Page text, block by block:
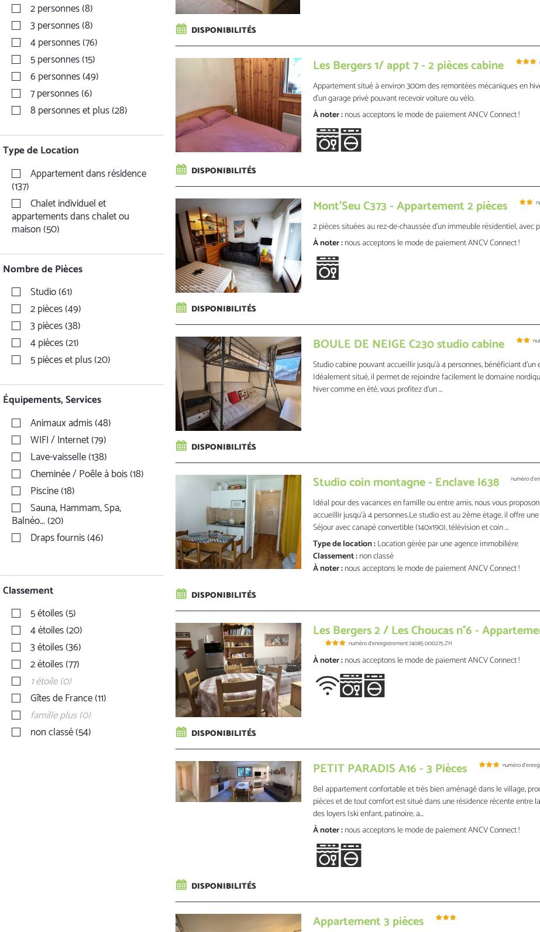
2 personnes(8)
3 personnes(8)
4 personnes(76)
5 personnes(15)
6 personnes(49)
7 personnes(6)
8 personnes et plus(28)
Type de Location
Appartement dans résidence
(137)
Chalet individuel et
appartements dans chalet ou
maison(50)
Nombre de Pièces
Studio(61)
2 pièces(49)
3 pièces(38)
4 pièces(21)
5 pièces et plus(20)
Équipements, Services
Animaux admis(48)
WIFI / Internet(79)
Lave-vaisselle(138)
Cheminée / Poêle à bois(18)
Piscine(18)
Sauna, Hammam, Spa,
Balnéo...(20)
Draps fournis(46)
Classement
5 étoiles(5)
4 étoiles(20)
3 étoiles(36)
2 étoiles(77)
1 étoile(0)
Gîtes de France(11)
famille plus(0)
non classé(54)
DISPONIBILITÉS
Les Bergers 1/ appt 7 - 2 pièces cabine
Appartement situé à environ 300m des remontées mécaniques en
d'un garage privé pouvant recevoir voiture ou vélo.
À noter :nous acceptons le mode de paiement ANCV Connect !
DISPONIBILITÉS
Mont'Seu C373 - Appartement 2 pièces
2 pièces situées au rez-de-chaussée d'un immeuble résidentiel,
À noter :nous acceptons le mode de paiement ANCV Connect !
DISPONIBILITÉS
BOULE DE NEIGE C230 studio cabine
Studio cabine pouvant accueillir jusqu’à 4 personnes, bénéficiant
Idéalement situé, il permet de rejoindre facilement le domaine
hiver comme en été, vous profitez d’un ...
DISPONIBILITÉS
Studio coin montagne - Enclave I638 numéro
Idéal pour des vacances en famille ou entre amis, nous vous
accueillir jusqu'à 4 personnes.Le studio est au 2ème étage, il offre
Séjour avec canapé convertible (140x190), télévision et coin ...
Type de location :Location gérée par une agence immobilière
Classement :non classé
À noter :nous acceptons le mode de paiement ANCV Connect !
DISPONIBILITÉS
Les Bergers 2 / Les Choucas n°6 -
numéro d'enregistrement74085 000275 ZH
À noter :nous acceptons le mode de paiement ANCV Connect !
DISPONIBILITÉS
PETIT PARADIS A16 - 3 Pièces numéro
Bel appartement confortable et très bien aménagé dans le village,
pièces et de tout comfort est situé dans une résidence récente
des loyers (ski enfant, patinoire, a...
À noter :nous acceptons le mode de paiement ANCV Connect !
DISPONIBILITÉS
Appartement 3 pièces